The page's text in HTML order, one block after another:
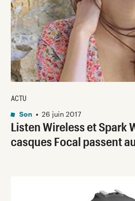
Listen Wireless et Spark
casques Focal passent
ACTU
Son • 26 juin 2017